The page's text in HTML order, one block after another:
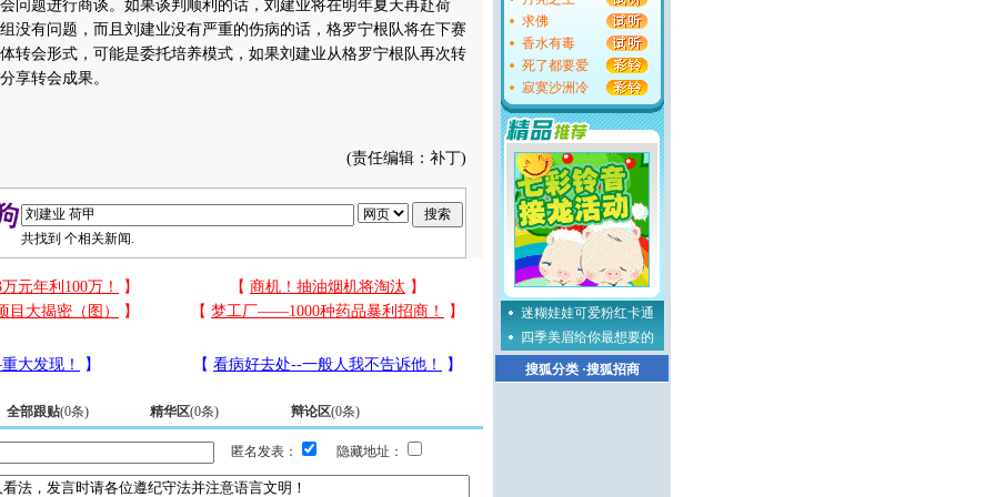
问题进行商谈。如果谈判顺利的话，刘建业将在明年夏天再赴荷
没有问题，而且刘建业没有严重的伤病的话，格罗宁根队将在下赛
转会形式，可能是委托培养模式，如果刘建业从格罗宁根队再次转
享转会成果。
(责任编辑：补丁)
共找到 个相关新闻.
全部跟贴(0条) 精华区(0条) 辩论区(0条)
匿名发表： 隐藏地址：
求佛
香水有毒
死了都要爱
寂寞沙洲冷
迷糊娃娃可爱粉红卡通
四季美眉给你最想要的
搜狐分类·搜狐招商